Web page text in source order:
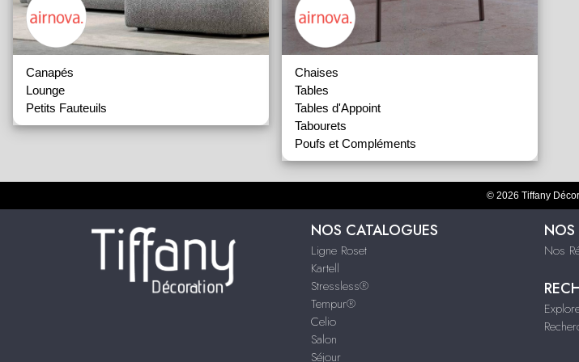
Canapés
Lounge
Petits Fauteuils
Chaises
Tables
Tables d'Appoint
Tabourets
Poufs et Compléments
© 2026 Tiffany
NOS CATALOGUES
Ligne Roset
Kartell
Stressless®
Tempur®
Celio
Salon
Séjour
NOS
Nos